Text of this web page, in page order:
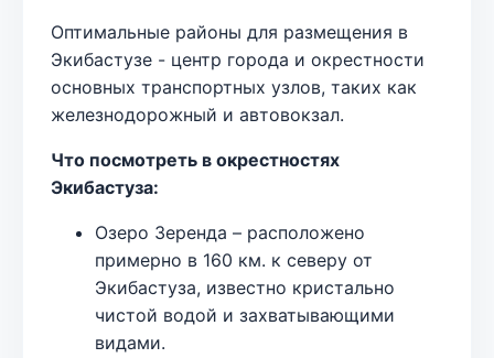
Оптимальные районы для размещения в
Экибастузе - центр города и окрестности
основных транспортных узлов, таких как
железнодорожный и автовокзал.
Что посмотреть в окрестностях
Экибастуза:
Озеро Зеренда – расположено
примерно в 160 км. к северу от
Экибастуза, известно кристально
чистой водой и захватывающими
видами.